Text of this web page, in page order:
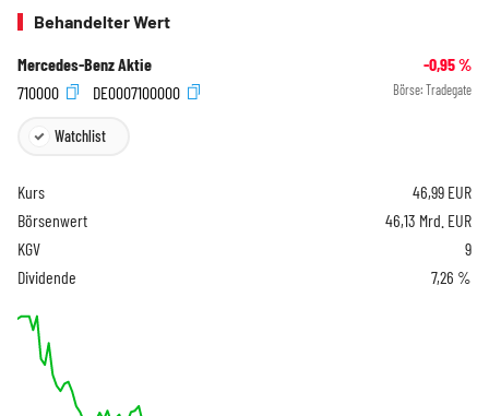
Behandelter Wert
Mercedes-Benz Aktie -0,95%
710000
DE0007100000 Börse: Tradegate
Watchlist
Kurs 46,99 EUR
Börsenwert
46,13 Mrd. EUR
KGV
9
Dividende
7,26 %